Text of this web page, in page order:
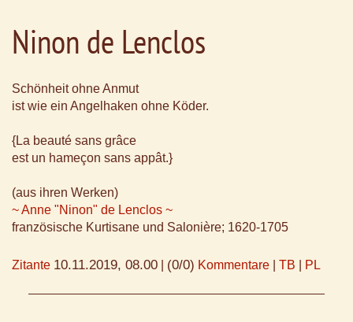
Ninon de Lenclos
Schönheit ohne Anmut
ist wie ein Angelhaken ohne Köder.
{La beauté sans grâce
est un hameçon sans appât.}
(aus ihren Werken)
~ Anne "Ninon" de Lenclos ~
französische Kurtisane und Salonière; 1620-1705
Zitante 10.11.2019, 08.00 (0/0) Kommentare TB PL